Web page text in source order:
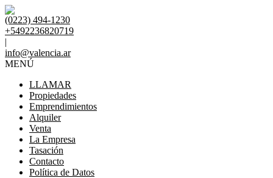
(0223) 494-1230
+5492236820719
|
info@valencia.ar
MENÚ
LLAMAR
Propiedades
Emprendimientos
Alquiler
Venta
La Empresa
Tasación
Contacto
Política de Datos